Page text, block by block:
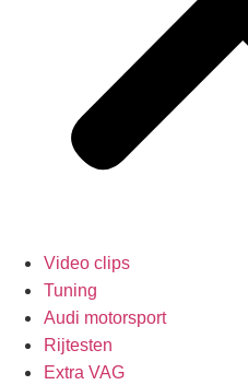
Video clips
Tuning
Audi motorsport
Rijtesten
Extra VAG